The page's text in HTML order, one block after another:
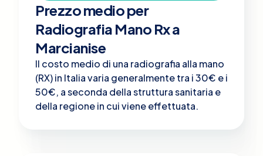
Prezzo medio per
Radiografia Mano Rx a
Marcianise
Il costo medio di una radiografia alla mano
(RX) in Italia varia generalmente tra i 30€ e i
50€, a seconda della struttura sanitaria e
della regione in cui viene effettuata.